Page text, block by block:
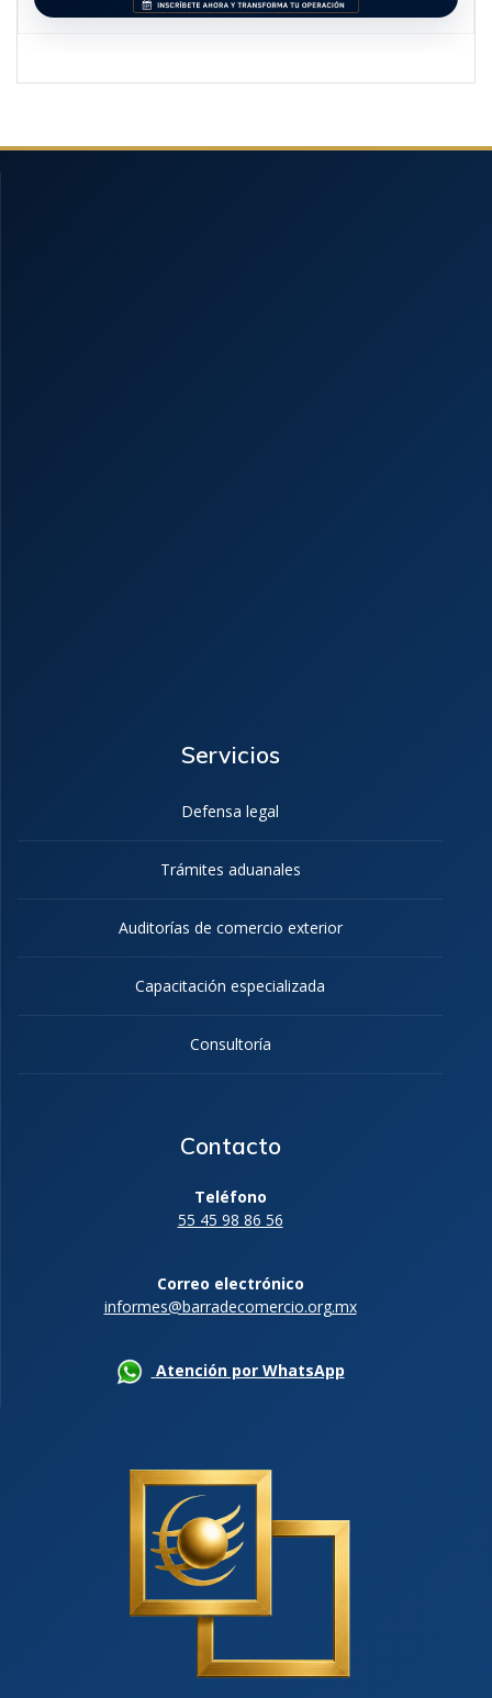
Servicios
Defensa legal
Trámites aduanales
Auditorías de comercio exterior
Capacitación especializada
Consultoría
Contacto
Teléfono
55 45 98 86 56
Correo electrónico
informes@barradecomercio.org.mx
Atención por WhatsApp